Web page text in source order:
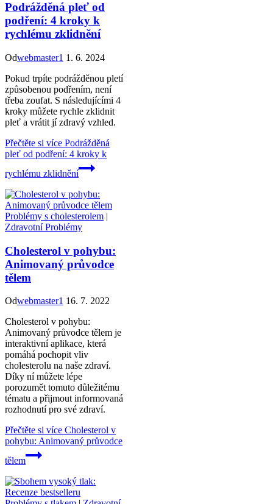
Podrážděná pleť od
podření: 4 kroky k
rychlému zklidnění
Odwebmaster1 1. 6. 2024
Pokud trpíte podrážděnou pletí
způsobenou podřením, není
třeba zoufat. S následujícími 4
kroky můžete rychle zklidnit
pleť a vrátit jí zdravý vzhled.
Přečtěte si více Podrážděná
pleť od podření: 4 kroky k
rychlému zklidnění
Problémy s cholesterolem |
Zdravotní Problémy
Cholesterol v pohybu:
Animovaný průvodce
tělem
Odwebmaster1 16. 7. 2022
Cholesterol v pohybu:
Animovaný průvodce tělem je
interaktivní aplikace, která
pomáhá pochopit vliv
cholesterolu na naše zdraví.
Díky ní můžete lépe
porozumět tomuto důležitému
tématu a přijmout informovaná
rozhodnutí pro své zdraví.
Přečtěte si více Cholesterol v
pohybu: Animovaný průvodce
tělem